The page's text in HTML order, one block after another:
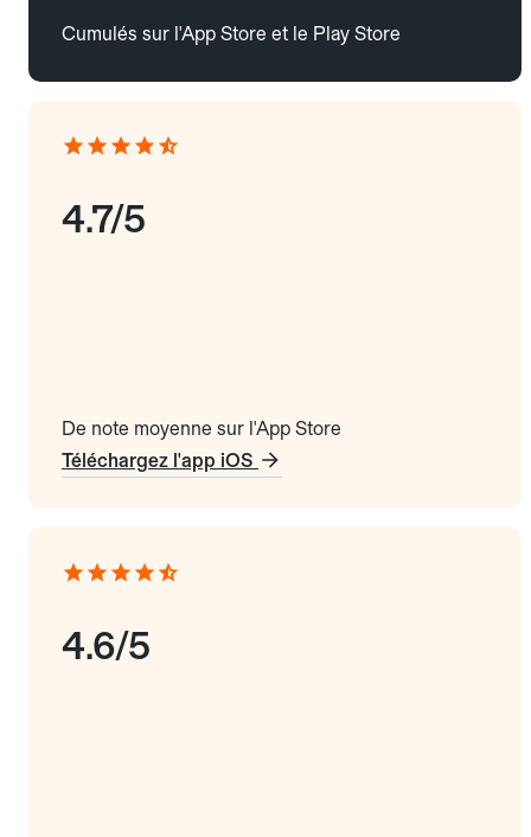
Cumulés sur l'App Store et le Play Store
4.7/5
De note moyenne sur l'App Store
Téléchargez l'app iOS
4.6/5